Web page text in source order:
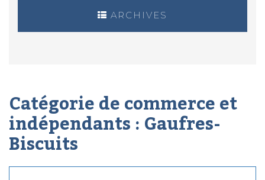
ARCHIVES
Catégorie de commerce et
indépendants :Gaufres-
Biscuits